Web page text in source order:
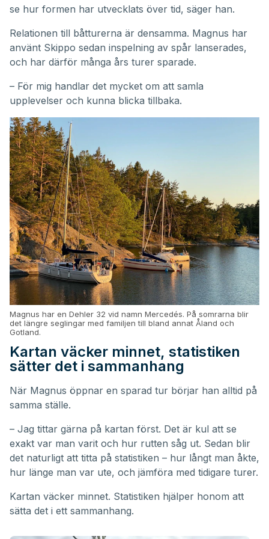
se hur formen har utvecklats över tid, säger han.
Relationen till båtturerna är densamma. Magnus har
använt Skippo sedan inspelning av spår lanserades,
och har därför många års turer sparade.
– För mig handlar det mycket om att samla
upplevelser och kunna blicka tillbaka.
Magnus har en Dehler 32 vid namn Mercedés. På somrarna blir
det längre seglingar med familjen till bland annat Åland och
Gotland.
Kartan väcker minnet, statistiken
sätter det i sammanhang
När Magnus öppnar en sparad tur börjar han alltid på
samma ställe.
– Jag tittar gärna på kartan först. Det är kul att se
exakt var man varit och hur rutten såg ut. Sedan blir
det naturligt att titta på statistiken – hur långt man åkte,
hur länge man var ute, och jämföra med tidigare turer.
Kartan väcker minnet. Statistiken hjälper honom att
sätta det i ett sammanhang.